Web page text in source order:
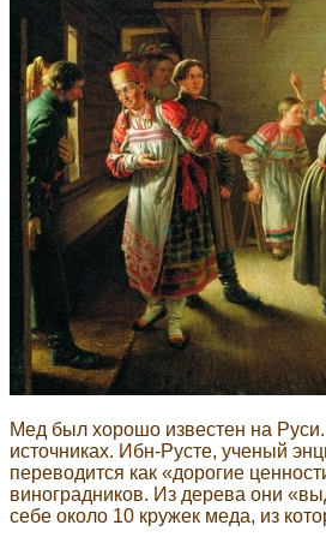
Мед был хорошо известен на
источниках. Ибн-Русте, ученый
переводится как «дорогие
виноградников. Из дерева они
себе около 10 кружек меда, из